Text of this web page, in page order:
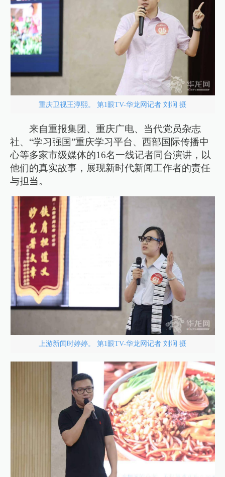
重庆卫视王淳熙。 第1眼TV-华龙网记者 刘润 摄
来自重报集团、重庆广电、当代党员杂志
社、“学习强国”重庆学习平台、西部国际传播中
心等多家市级媒体的16名一线记者同台演讲，以
他们的真实故事，展现新时代新闻工作者的责任
与担当。
上游新闻时婷婷。 第1眼TV-华龙网记者 刘润 摄